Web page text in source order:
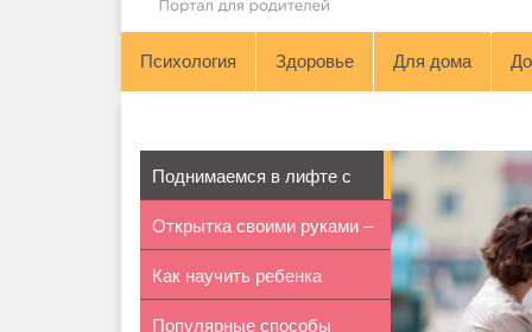
Психология Здоровье Для дома
Поднимаемся в лифте с
коляской
Открытка своими руками –
портре...
Как научить ребенка
ездить на в...
Популярные способы